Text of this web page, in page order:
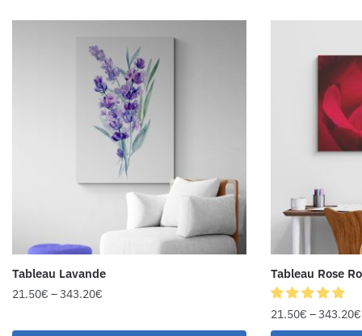
Tableau Lavande
21.50€ –343.20€
Tableau Rose
21.50€ –343.20€